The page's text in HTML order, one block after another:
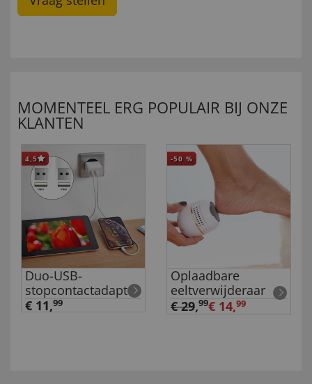
MOMENTEEL ERG POPULAIR BIJ ONZE
KLANTEN
4,5
Duo-USB-
stopcontactadapter
€ 11,99
-50 %
Oplaadbare
eeltverwijderaar
€ 29,99€ 14,99